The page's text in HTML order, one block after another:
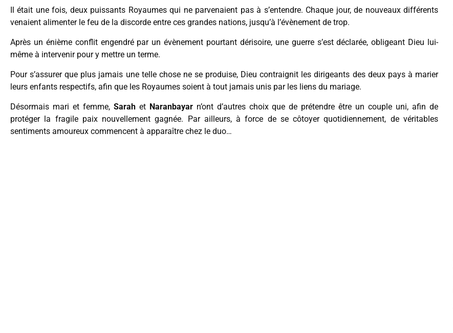
Il était une fois, deux puissants Royaumes qui ne parvenaient pas à s’entendre. Chaque jour, de nouveaux différents
venaient alimenter le feu de la discorde entre ces grandes nations, jusqu’à l’évènement de trop.
Après un énième conflit engendré par un évènement pourtant dérisoire, une guerre s’est déclarée, obligeant Dieu lui-
même à intervenir pour y mettre un terme.
Pour s’assurer que plus jamais une telle chose ne se produise, Dieu contraignit les dirigeants des deux pays à marier
leurs enfants respectifs, afin que les Royaumes soient à tout jamais unis par les liens du mariage.
Désormais mari et femme, Sarahet Naranbayarn’ont d’autres choix que de prétendre être un couple uni, afin de
protéger la fragile paix nouvellement gagnée. Par ailleurs, à force de se côtoyer quotidiennement, de véritables
sentiments amoureux commencent à apparaître chez le duo…